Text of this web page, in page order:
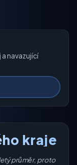
navazující
kraje
průměr, proto